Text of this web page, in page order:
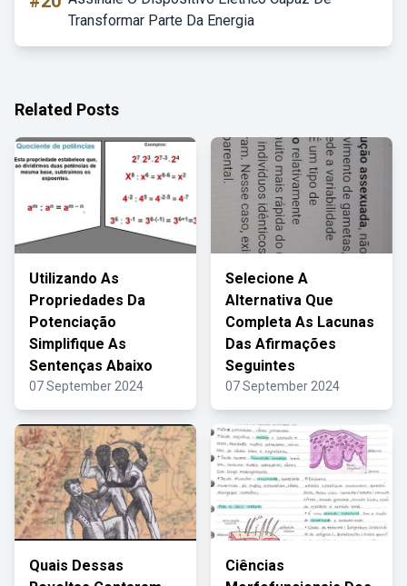
Transformar Parte Da Energia
Related Posts
Utilizando As
Propriedades Da
Potenciação
Simplifique As
Sentenças Abaixo
07 September 2024
Selecione A
Alternativa Que
Completa As Lacunas
Das Afirmações
Seguintes
07 September 2024
Quais Dessas
Ciências